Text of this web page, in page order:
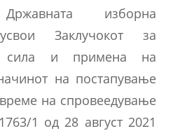
изборна
Заклучокот за
сила и примена на
на постапување
на спровеедување
1 од 28 август 2021